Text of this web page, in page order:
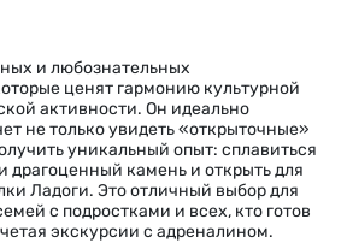
и любознательных
ценят гармонию культурной
активности. Он идеально
не только увидеть «открыточные»
уникальный опыт: сплавиться
драгоценный камень и открыть для
Ладоги. Это отличный выбор для
с подростками и всех, кто готов
экскурсии с адреналином.